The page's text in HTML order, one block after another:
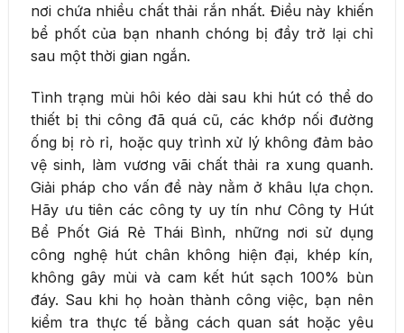
nơi chứa nhiều chất thải rắn nhất. Điều này khiến
bể phốt của bạn nhanh chóng bị đầy trở lại chỉ
sau một thời gian ngắn.
Tình trạng mùi hôi kéo dài sau khi hút có thể do
thiết bị thi công đã quá cũ, các khớp nối đường
ống bị rò rỉ, hoặc quy trình xử lý không đảm bảo
vệ sinh, làm vương vãi chất thải ra xung quanh.
Giải pháp cho vấn đề này nằm ở khâu lựa chọn.
Hãy ưu tiên các công ty uy tín như Công ty Hút
Bể Phốt Giá Rẻ Thái Bình, những nơi sử dụng
công nghệ hút chân không hiện đại, khép kín,
không gây mùi và cam kết hút sạch 100% bùn
đáy. Sau khi họ hoàn thành công việc, bạn nên
kiểm tra thực tế bằng cách quan sát hoặc yêu